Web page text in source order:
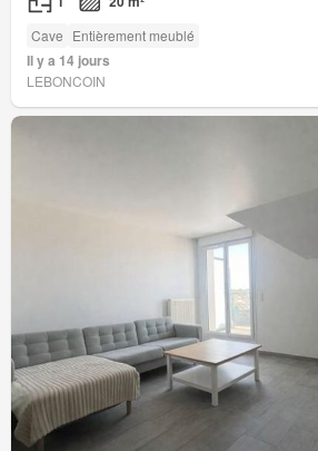
Cave Entièrement meublé
Il y a 14 jours
LEBONCOIN